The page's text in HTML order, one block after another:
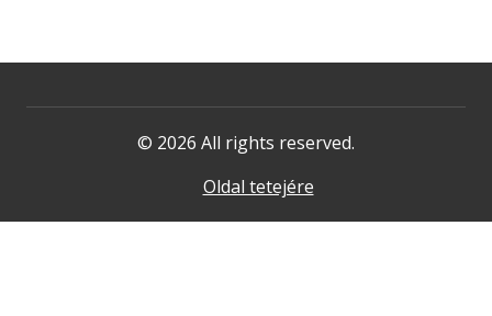
© 2026 All rights reserved.
Oldal tetejére